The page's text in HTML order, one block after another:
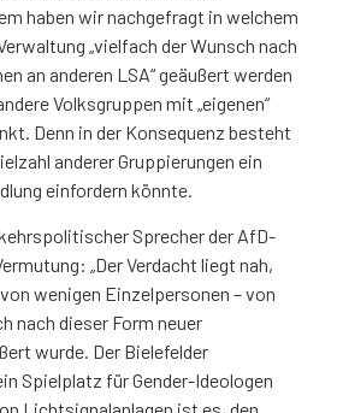
haben wir nachgefragt in welchem
„vielfach der Wunsch nach
an anderen LSA“ geäußert werden
Volksgruppen mit „eigenen“
Denn in der Konsequenz besteht
anderer Gruppierungen ein
einfordern könnte.
Sprecher der AfD-
„Der Verdacht liegt nah,
wenigen Einzelpersonen – von
nach dieser Form neuer
wurde. Der Bielefelder
Spielplatz für Gender-Ideologen